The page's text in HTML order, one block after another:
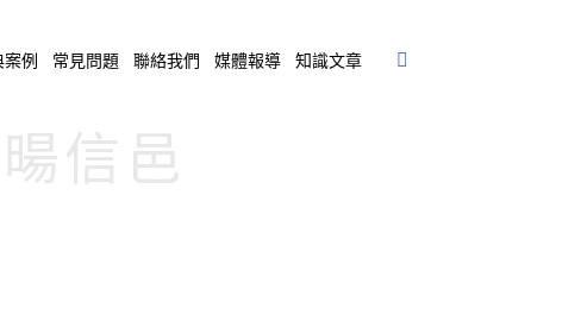
例 常見問題 聯絡我們 媒體報導 知識文章